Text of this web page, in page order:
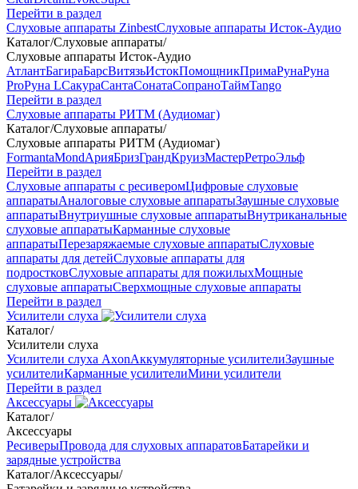
Перейти в раздел
Слуховые аппараты ZinbestСлуховые аппараты Исток-Аудио
Каталог/Слуховые аппараты/
Слуховые аппараты Исток-Аудио
АтлантБагираБарсВитязьИстокПомощникПримаРунаРуна
ProРуна LСакураСантаСонатаСопраноТаймTango
Перейти в раздел
Слуховые аппараты РИТМ (Аудиомаг)
Каталог/Слуховые аппараты/
Слуховые аппараты РИТМ (Аудиомаг)
FormantaMondАрияБризГрандКруизМастерРетроЭльф
Перейти в раздел
Слуховые аппараты с ресиверомЦифровые слуховые
аппаратыАналоговые слуховые аппаратыЗаушные слуховые
аппаратыВнутриушные слуховые аппаратыВнутриканальные
слуховые аппаратыКарманные слуховые
аппаратыПерезаряжаемые слуховые аппаратыСлуховые
аппараты для детейСлуховые аппараты для
подростковСлуховые аппараты для пожилыхМощные
слуховые аппаратыСверхмощные слуховые аппараты
Перейти в раздел
Усилители слуха
Каталог/
Усилители слуха
Усилители слуха AxonАккумуляторные усилителиЗаушные
усилителиКарманные усилителиМини усилители
Перейти в раздел
Аксессуары
Каталог/
Аксессуары
РесиверыПровода для слуховых аппаратовБатарейки и
зарядные устройства
Каталог/Аксессуары/